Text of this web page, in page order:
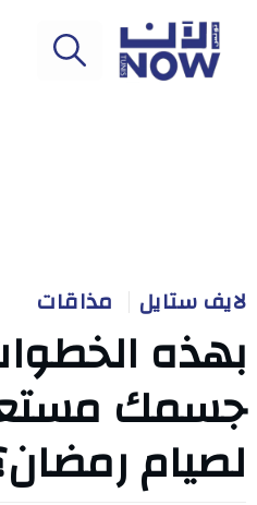
لايف ستايل مذاقات
بهذه
جسمك
لصيام